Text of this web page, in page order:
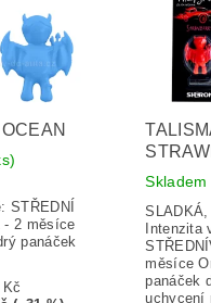
STŘEDNÍ
- 2 měsíce
panáček
Kč
Skladem
Intenzita
měsíce
panáček
uchycení